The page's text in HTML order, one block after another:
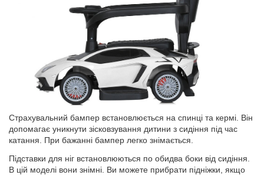
Страхувальний бампер встановлюється на спинці та кермі. Він
допомагає уникнути зісковзування дитини з сидіння під час
катання. При бажанні бампер легко знімається.
Підставки для ніг встановлюються по обидва боки від сидіння.
В цій моделі вони знімні. Ви можете прибрати підніжки, якщо